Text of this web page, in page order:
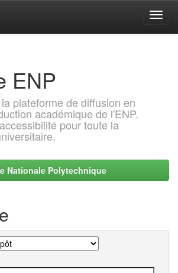
ENP
plateforme de diffusion en
académique de l'ENP.
pour toute la
Nationale Polytechnique